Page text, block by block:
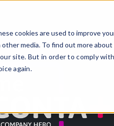
cookies are used to improve
media. To find out more about
site. But in order to comply
again.